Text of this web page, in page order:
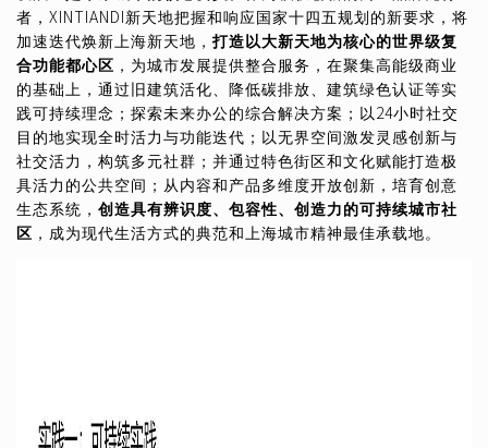
者，XINTIANDI新天地把握和响应国家十四五规划的新要求，将
加速迭代焕新上海新天地， 打造以大新天地为核心的世界级复
合功能都心区 ，为城市发展提供整合服务，在聚集高能级商业
的基础上，通过旧建筑活化、降低碳排放、建筑绿色认证等实
践可持续理念；探索未来办公的综合解决方案；以24小时社交
目的地实现全时活力与功能迭代；以无界空间激发灵感创新与
社交活力，构筑多元社群；并通过特色街区和文化赋能打造极
具活力的公共空间；从内容和产品多维度开放创新，培育创意
生态系统， 创造具有辨识度、包容性、创造力的可持续城市社
区 ，成为现代生活方式的典范和上海城市精神最佳承载地。